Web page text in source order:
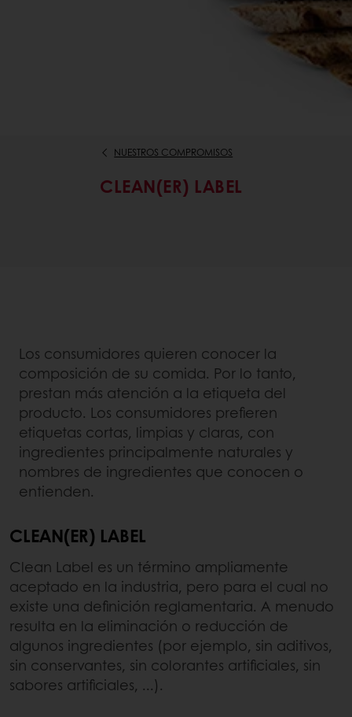
NUESTROS COMPROMISOS
CLEAN(ER) LABEL
Los consumidores quieren conocer la
composición de su comida. Por lo tanto,
prestan más atención a la etiqueta del
producto. Los consumidores prefieren
etiquetas cortas, limpias y claras, con
ingredientes principalmente naturales y
nombres de ingredientes que conocen o
entienden.
CLEAN(ER) LABEL
Clean Label es un término ampliamente
aceptado en la industria, pero para el cual no
existe una definición reglamentaria. A menudo
resulta en la eliminación o reducción de
algunos ingredientes (por ejemplo, sin aditivos,
sin conservantes, sin colorantes artificiales, sin
sabores artificiales, ...).